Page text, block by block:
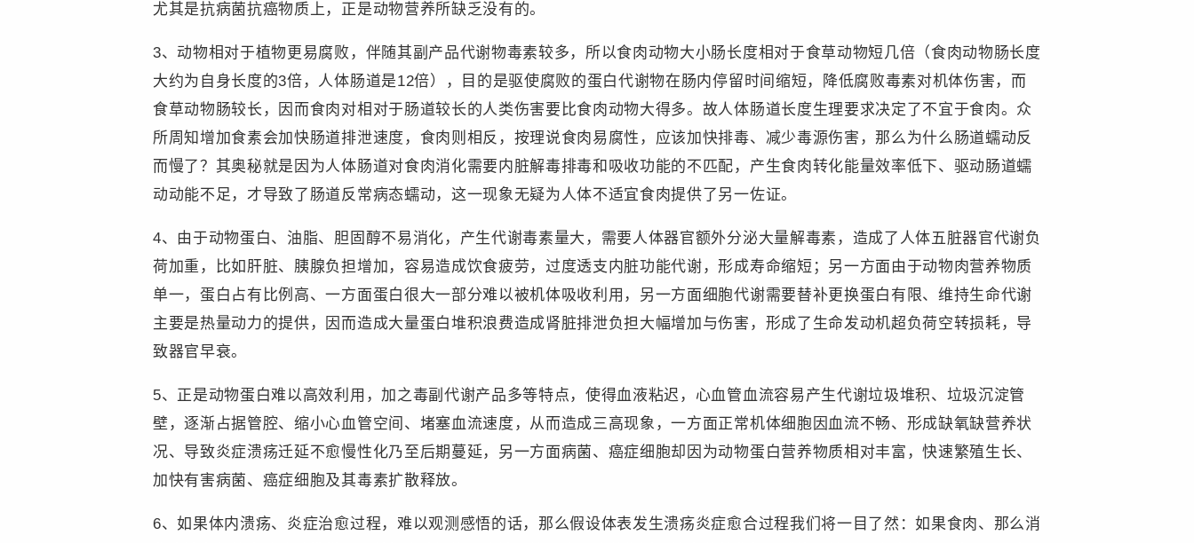
尤其是抗病菌抗癌物质上，正是动物营养所缺乏没有的。
3、动物相对于植物更易腐败，伴随其副产品代谢物毒素较多，所以食肉动物大小肠长度相对于食草动物短几倍（食肉动物肠长度
大约为自身长度的3倍，人体肠道是12倍），目的是驱使腐败的蛋白代谢物在肠内停留时间缩短，降低腐败毒素对机体伤害，而
食草动物肠较长，因而食肉对相对于肠道较长的人类伤害要比食肉动物大得多。故人体肠道长度生理要求决定了不宜于食肉。众
所周知增加食素会加快肠道排泄速度，食肉则相反，按理说食肉易腐性，应该加快排毒、减少毒源伤害，那么为什么肠道蠕动反
而慢了？其奥秘就是因为人体肠道对食肉消化需要内脏解毒排毒和吸收功能的不匹配，产生食肉转化能量效率低下、驱动肠道蠕
动动能不足，才导致了肠道反常病态蠕动，这一现象无疑为人体不适宜食肉提供了另一佐证。
4、由于动物蛋白、油脂、胆固醇不易消化，产生代谢毒素量大，需要人体器官额外分泌大量解毒素，造成了人体五脏器官代谢负
荷加重，比如肝脏、胰腺负担增加，容易造成饮食疲劳，过度透支内脏功能代谢，形成寿命缩短；另一方面由于动物肉营养物质
单一，蛋白占有比例高、一方面蛋白很大一部分难以被机体吸收利用，另一方面细胞代谢需要替补更换蛋白有限、维持生命代谢
主要是热量动力的提供，因而造成大量蛋白堆积浪费造成肾脏排泄负担大幅增加与伤害，形成了生命发动机超负荷空转损耗，导
致器官早衰。
5、正是动物蛋白难以高效利用，加之毒副代谢产品多等特点，使得血液粘迟，心血管血流容易产生代谢垃圾堆积、垃圾沉淀管
壁，逐渐占据管腔、缩小心血管空间、堵塞血流速度，从而造成三高现象，一方面正常机体细胞因血流不畅、形成缺氧缺营养状
况、导致炎症溃疡迁延不愈慢性化乃至后期蔓延，另一方面病菌、癌症细胞却因为动物蛋白营养物质相对丰富，快速繁殖生长、
加快有害病菌、癌症细胞及其毒素扩散释放。
6、如果体内溃疡、炎症治愈过程，难以观测感悟的话，那么假设体表发生溃疡炎症愈合过程我们将一目了然：如果食肉、那么消